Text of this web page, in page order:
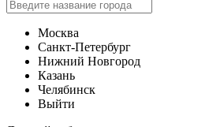
Москва
Санкт-Петербург
Нижний Новгород
Казань
Челябинск
Выйти